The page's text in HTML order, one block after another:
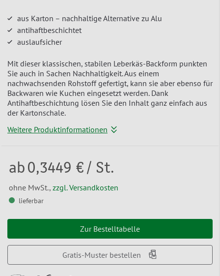
aus Karton – nachhaltige Alternative zu Alu
antihaftbeschichtet
auslaufsicher
Mit dieser klassischen, stabilen Leberkäs-Backform punkten
Sie auch in Sachen Nachhaltigkeit. Aus einem
nachwachsenden Rohstoff gefertigt, kann sie aber ebenso für
Backwaren wie Kuchen eingesetzt werden. Dank
Antihaftbeschichtung lösen Sie den Inhalt ganz einfach aus
der Kartonschale.
Weitere Produktinformationen
ab 0,3449 € / St.
ohne MwSt., zzgl. Versandkosten
lieferbar
Zur Bestelltabelle
Gratis-Muster bestellen